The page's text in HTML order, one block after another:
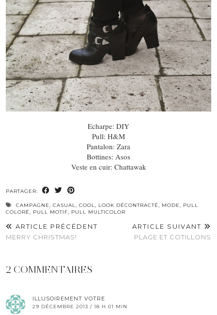
Echarpe: DIY
Pull: H&M
Pantalon: Zara
Bottines: Asos
Veste en cuir: Chattawak
PARTAGER:
CAMPAGNE, CASUAL, COOL, LOOK DÉCONTRACTÉ, MODE, PULL
COLORÉ, PULL MOTIF, PULL MULTICOLOR
ARTICLE PRÉCÉDENT
MERRY CHRISTMAS!
ARTICLE SUIVANT
PLAGE ET COTILLONS
2 COMMENTAIRES
ILLUSOIREMENT VOTRE
29 DÉCEMBRE 2013 / 18 H 01 MIN